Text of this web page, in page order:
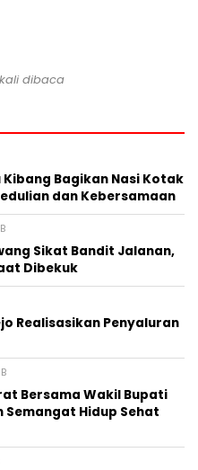
dibaca
Bagikan Nasi Kotak
dan Kebersamaan
Sikat Bandit Jalanan,
Dibekuk
Realisasikan Penyaluran
Bersama Wakil Bupati
Semangat Hidup Sehat